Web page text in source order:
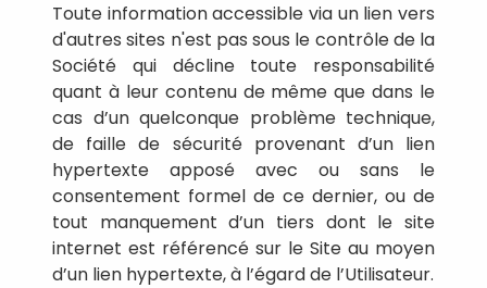
Toute information accessible via un lien vers
d'autres sites n'est pas sous le contrôle de la
Société qui décline toute responsabilité
quant à leur contenu de même que dans le
cas d’un quelconque problème technique,
de faille de sécurité provenant d’un lien
hypertexte apposé avec ou sans le
consentement formel de ce dernier, ou de
tout manquement d’un tiers dont le site
internet est référencé sur le Site au moyen
d’un lien hypertexte, à l’égard de l’Utilisateur.